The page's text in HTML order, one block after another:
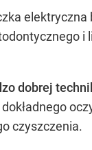
dobrej
czyszczenia.